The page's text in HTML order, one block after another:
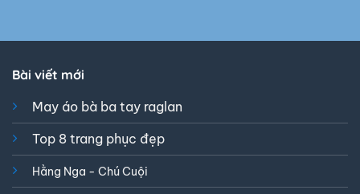
Bài viết mới
May áo bà ba tay raglan
Top 8 trang phục đẹp
Hằng Nga - Chú Cuội